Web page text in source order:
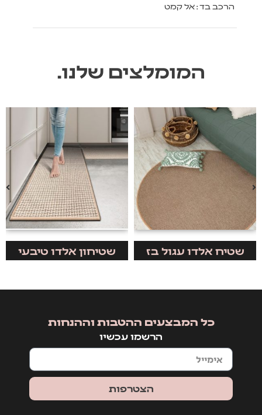
הרכב בד : אל קמט
המומלצים שלנו.
שטיח אלדו עגול בז שטיחון אלדו טיבעי
כל המבצעים ההטבות וההנחות
הרשמו עכשיו
הצטרפות